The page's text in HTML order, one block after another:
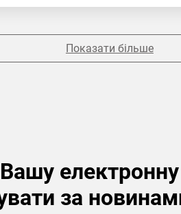
Показати більше
за